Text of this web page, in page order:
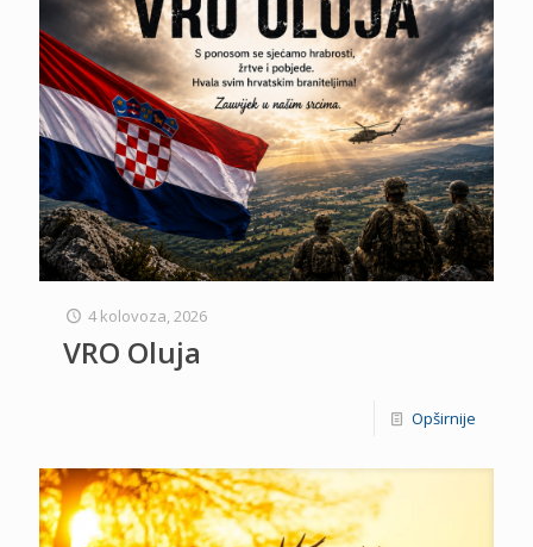
4 kolovoza, 2026
VRO Oluja
Opširnije